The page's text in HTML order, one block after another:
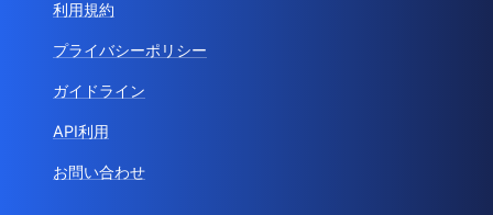
利用規約
プライバシーポリシー
ガイドライン
API利用
お問い合わせ